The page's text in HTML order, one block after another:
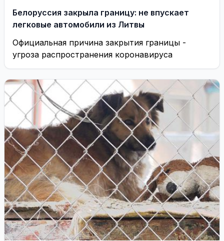
Белоруссия закрыла границу: не впускает
легковые автомобили из Литвы
Официальная причина закрытия границы -
угроза распространения коронавируса